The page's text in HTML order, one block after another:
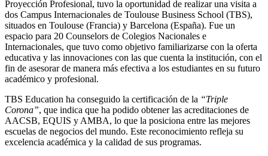
Proyección Profesional, tuvo la oportunidad de realizar una visita a
dos Campus Internacionales de Toulouse Business School (TBS),
situados en Toulouse (Francia) y Barcelona (España). Fue un
espacio para 20 Counselors de Colegios Nacionales e
Internacionales, que tuvo como objetivo familiarizarse con la oferta
educativa y las innovaciones con las que cuenta la institución, con el
fin de asesorar de manera más efectiva a los estudiantes en su futuro
académico y profesional.
TBS Education ha conseguido la certificación de la “Triple
Corona”, que indica que ha podido obtener las acreditaciones de
AACSB, EQUIS y AMBA, lo que la posiciona entre las mejores
escuelas de negocios del mundo. Este reconocimiento refleja su
excelencia académica y la calidad de sus programas.